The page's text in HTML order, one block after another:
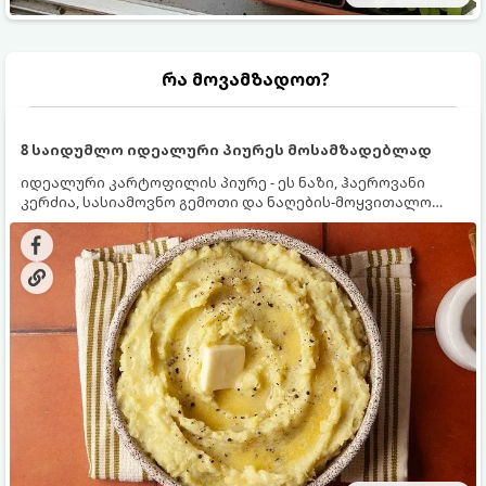
რა მოვამზადოთ?
8 საიდუმლო იდეალური პიურეს მოსამზადებლად
იდეალური კარტოფილის პიურე - ეს ნაზი, ჰაეროვანი
კერძია, სასიამოვნო გემოთი და ნაღების-მოყვითალო
ფერით. მისი მომზადება ძალიან მარტივია, მაგრამ
არსებობს რამდენიმე საიდუმლო, რომლებიც უნდა
იცოდეთ, რომ პიურე იდეალურად გემრიელი გამოვიდეს.